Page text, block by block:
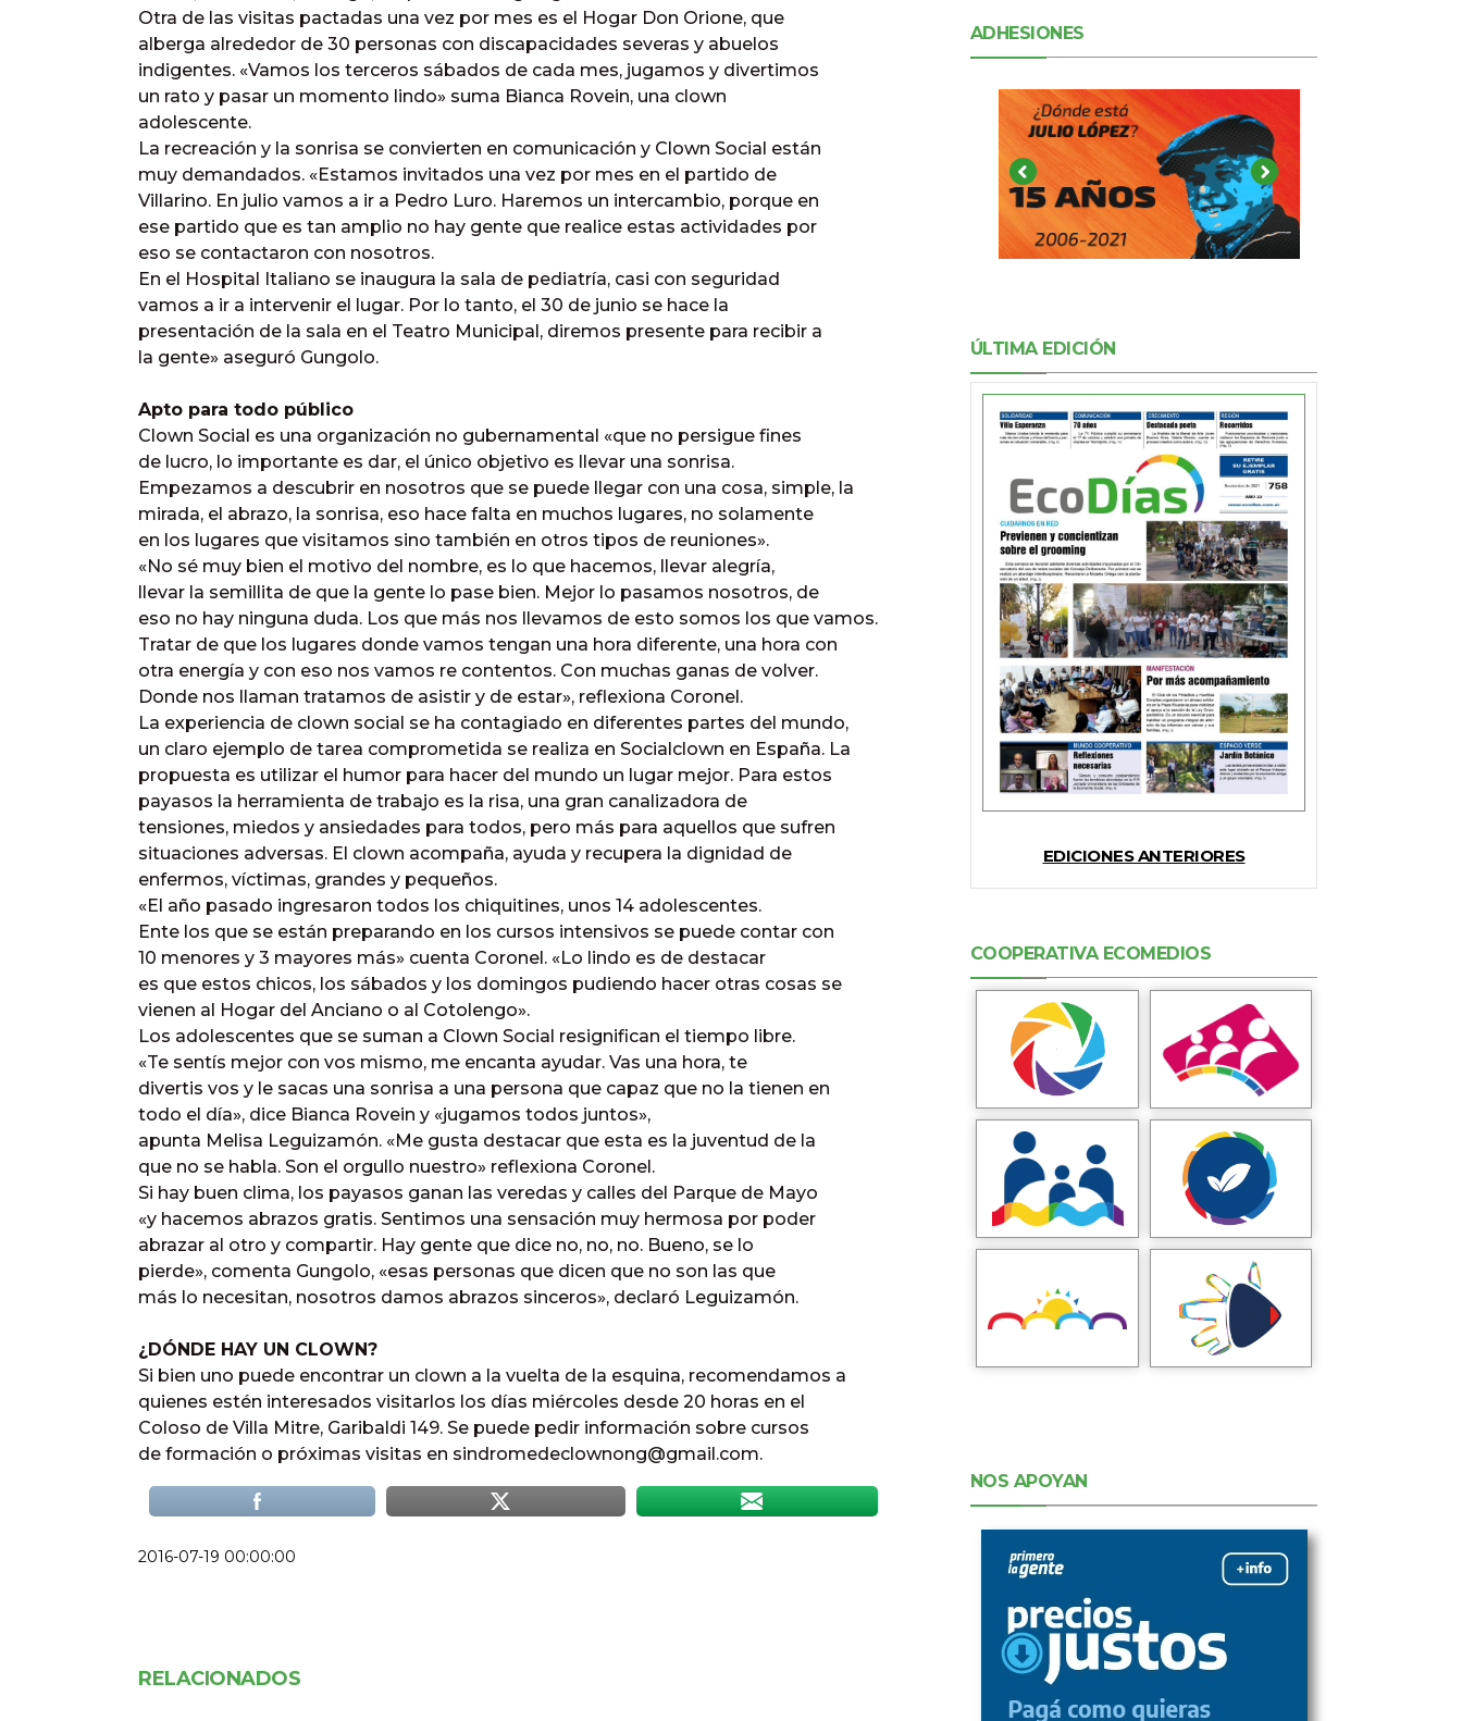
Otra de las visitas pactadas una vez por mes es el Hogar Don Orione, que
alberga alrededor de 30 personas con discapacidades severas y abuelos
indigentes. «Vamos los terceros sábados de cada mes, jugamos y divertimos
un rato y pasar un momento lindo» suma Bianca Rovein, una clown
adolescente.
La recreación y la sonrisa se convierten en comunicación y Clown Social están
muy demandados. «Estamos invitados una vez por mes en el partido de
Villarino. En julio vamos a ir a Pedro Luro. Haremos un intercambio, porque en
ese partido que es tan amplio no hay gente que realice estas actividades por
eso se contactaron con nosotros.
En el Hospital Italiano se inaugura la sala de pediatría, casi con seguridad
vamos a ir a intervenir el lugar. Por lo tanto, el 30 de junio se hace la
presentación de la sala en el Teatro Municipal, diremos presente para recibir a
la gente» aseguró Gungolo.
Apto para todo público
Clown Social es una organización no gubernamental «que no persigue fines
de lucro, lo importante es dar, el único objetivo es llevar una sonrisa.
Empezamos a descubrir en nosotros que se puede llegar con una cosa, simple, la
mirada, el abrazo, la sonrisa, eso hace falta en muchos lugares, no solamente
en los lugares que visitamos sino también en otros tipos de reuniones».
«No sé muy bien el motivo del nombre, es lo que hacemos, llevar alegría,
llevar la semillita de que la gente lo pase bien. Mejor lo pasamos nosotros, de
eso no hay ninguna duda. Los que más nos llevamos de esto somos los que vamos.
Tratar de que los lugares donde vamos tengan una hora diferente, una hora con
otra energía y con eso nos vamos re contentos. Con muchas ganas de volver.
Donde nos llaman tratamos de asistir y de estar», reflexiona Coronel.
La experiencia de clown social se ha contagiado en diferentes partes del mundo,
un claro ejemplo de tarea comprometida se realiza en Socialclown en España. La
propuesta es utilizar el humor para hacer del mundo un lugar mejor. Para estos
payasos la herramienta de trabajo es la risa, una gran canalizadora de
tensiones, miedos y ansiedades para todos, pero más para aquellos que sufren
situaciones adversas. El clown acompaña, ayuda y recupera la dignidad de
enfermos, víctimas, grandes y pequeños.
«El año pasado ingresaron todos los chiquitines, unos 14 adolescentes.
Ente los que se están preparando en los cursos intensivos se puede contar con
10 menores y 3 mayores más» cuenta Coronel. «Lo lindo es de destacar
es que estos chicos, los sábados y los domingos pudiendo hacer otras cosas se
vienen al Hogar del Anciano o al Cotolengo».
Los adolescentes que se suman a Clown Social resignifican el tiempo libre.
«Te sentís mejor con vos mismo, me encanta ayudar. Vas una hora, te
divertis vos y le sacas una sonrisa a una persona que capaz que no la tienen en
todo el día», dice Bianca Rovein y «jugamos todos juntos»,
apunta Melisa Leguizamón. «Me gusta destacar que esta es la juventud de la
que no se habla. Son el orgullo nuestro» reflexiona Coronel.
Si hay buen clima, los payasos ganan las veredas y calles del Parque de Mayo
«y hacemos abrazos gratis. Sentimos una sensación muy hermosa por poder
abrazar al otro y compartir. Hay gente que dice no, no, no. Bueno, se lo
pierde», comenta Gungolo, «esas personas que dicen que no son las que
más lo necesitan, nosotros damos abrazos sinceros», declaró Leguizamón.
¿DÓNDE HAY UN CLOWN?
Si bien uno puede encontrar un clown a la vuelta de la esquina, recomendamos a
quienes estén interesados visitarlos los días miércoles desde 20 horas en el
Coloso de Villa Mitre, Garibaldi 149. Se puede pedir información sobre cursos
de formación o próximas visitas en sindromedeclownong@gmail.com.
2016-07-19 00:00:00
RELACIONADOS
ADHESIONES
ÚLTIMA EDICIÓN
EDICIONES ANTERIORES
COOPERATIVA ECOMEDIOS
NOS APOYAN